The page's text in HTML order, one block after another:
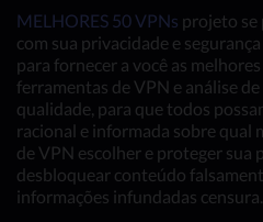
MELHORES 50 VPNs projeto se
com sua privacidade e
para fornecer a você as
ferramentas de VPN e análise
qualidade, para que todos
racional e informada sobre qual
de VPN escolher e proteger sua
desbloquear conteúdo
informações infundadas censura.